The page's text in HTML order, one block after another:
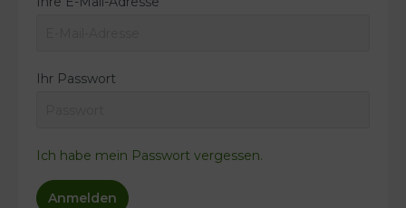
Ihr Passwort
Ich habe mein Passwort vergessen.
Anmelden